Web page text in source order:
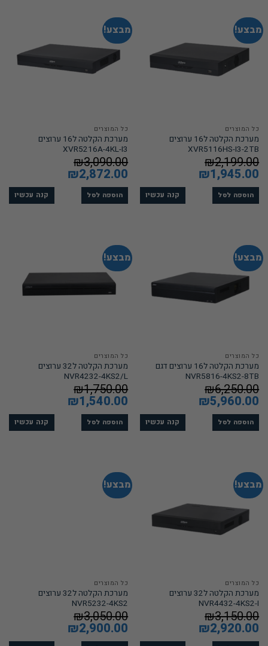
מבצע!
כל המוצרים
מערכת הקלטה ל16 ערוצים
XVR5116HS-I3-2TB
₪2,199.00
המחיר
המקורי
היה:
₪2,199.00.
₪1,945.00 המחיר
הנוכחי
₪1,945.00. הוספה לסל קנה עכשיו
מבצע!
כל המוצרים
מערכת הקלטה ל16 ערוצים
XVR5216A-4KL-I3
₪3,090.00
המחיר
המקורי
היה:
₪3,090.00.
₪2,872.00 המחיר
הנוכחי
₪2,872.00. הוספה לסל קנה עכשיו
מבצע!
כל המוצרים
מערכת הקלטה ל16 ערוצים דגם
NVR5816-4KS2-8TB
₪6,250.00
המחיר
המקורי
היה:
₪6,250.00.
₪5,960.00 המחיר
הנוכחי
₪5,960.00. הוספה לסל קנה עכשיו
מבצע!
כל המוצרים
מערכת הקלטה ל32 ערוצים
NVR4232-4KS2/L
₪1,750.00
המחיר
המקורי
היה:
₪1,750.00.
₪1,540.00 המחיר
הנוכחי
₪1,540.00. הוספה לסל קנה עכשיו
מבצע!
כל המוצרים
מערכת הקלטה ל32 ערוצים
NVR4432-4KS2-I
₪3,150.00
המחיר
המקורי
היה:
₪2,920.00 המחיר
הנוכחי
מבצע!
כל המוצרים
מערכת הקלטה ל32 ערוצים
NVR5232-4KS2
₪3,050.00
המחיר
המקורי
היה:
₪2,900.00 המחיר
הנוכחי